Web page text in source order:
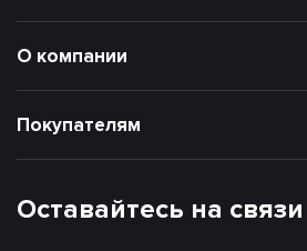
Оставайтесь на связи
Покупателям
О компании